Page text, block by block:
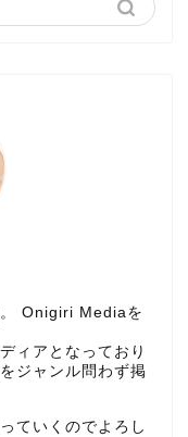
。 Onigiri Mediaを
ィアとなっており
ジャンル問わず掲
ていくのでよろし